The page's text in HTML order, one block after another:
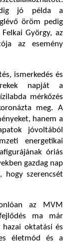
jó példa a
öröm pedig
György, az
az esemény
ismerkedés és
napját a
mérkőzés
meg. A
hanem a
jóvoltából
energetikai
óriás
gazdag nap
hogy szerencsét
az MVM
ma már
hazai oktatási és
életmód és a